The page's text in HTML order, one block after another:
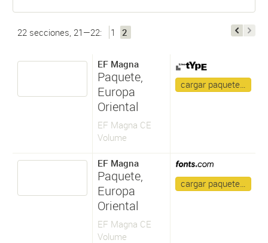
22 secciones, 21—22: 1 2
EF Magna
Paquete,
Europa
Oriental
EF Magna CE
Volume
cargar paquete…
EF Magna
Paquete,
Europa
Oriental
EF Magna CE
Volume
cargar paquete…